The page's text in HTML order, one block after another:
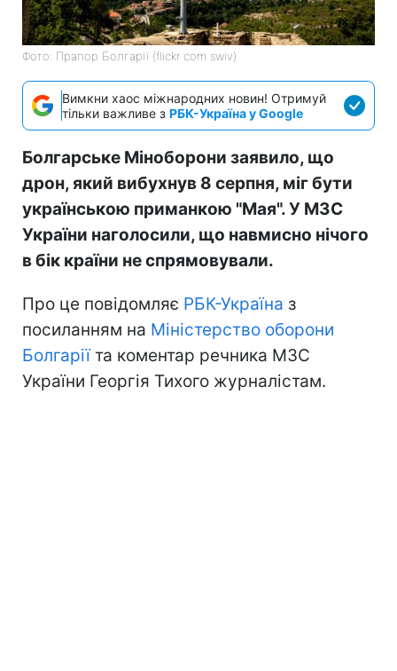
Фото: Прапор Болгарії (flickr com swiv)
Вимкни хаос міжнародних новин! Отримуй
тільки важливе з РБК-Україна у Google
Болгарське Міноборони заявило, що
дрон, який вибухнув 8 серпня, міг бути
українською приманкою "Мая". У МЗС
України наголосили, що навмисно нічого
в бік країни не спрямовували.
Про це повідомляє РБК-Україна з
посиланням на Міністерство оборони
Болгаріїта коментар речника МЗС
України Георгія Тихого журналістам.